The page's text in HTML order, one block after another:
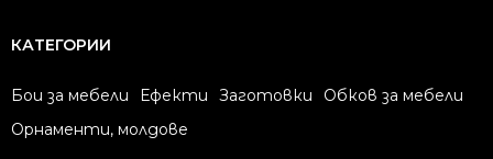
КАТЕГОРИИ
Бои за мебели Ефекти Заготовки
Обков за мебели
Орнаменти, молдове